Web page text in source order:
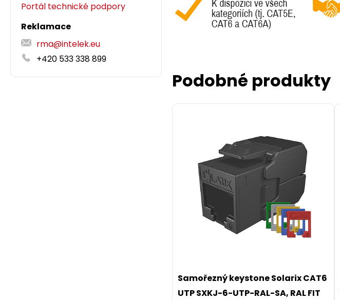
Portál technické podpory
Reklamace
rma@intelek.eu
+420 533 338 899
Podobné produkty
Samořezný keystone Solarix CAT6
UTP SXKJ-6-UTP-RAL-SA, RAL FIT